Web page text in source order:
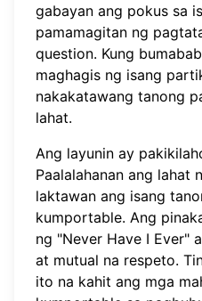
gabayan ang pokus sa
pamamagitan ng
question. Kung
maghagis ng isang
nakakatawang tanong
lahat.
Ang layunin ay
Paalalahanan ang lahat
laktawan ang isang
kumportable. Ang
ng "Never Have I Ever"
at mutual na respeto.
ito na kahit ang mga